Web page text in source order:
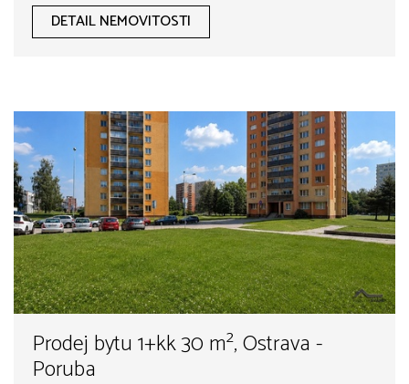
DETAIL NEMOVITOSTI
Prodej bytu 1+kk 30 m², Ostrava -
Poruba